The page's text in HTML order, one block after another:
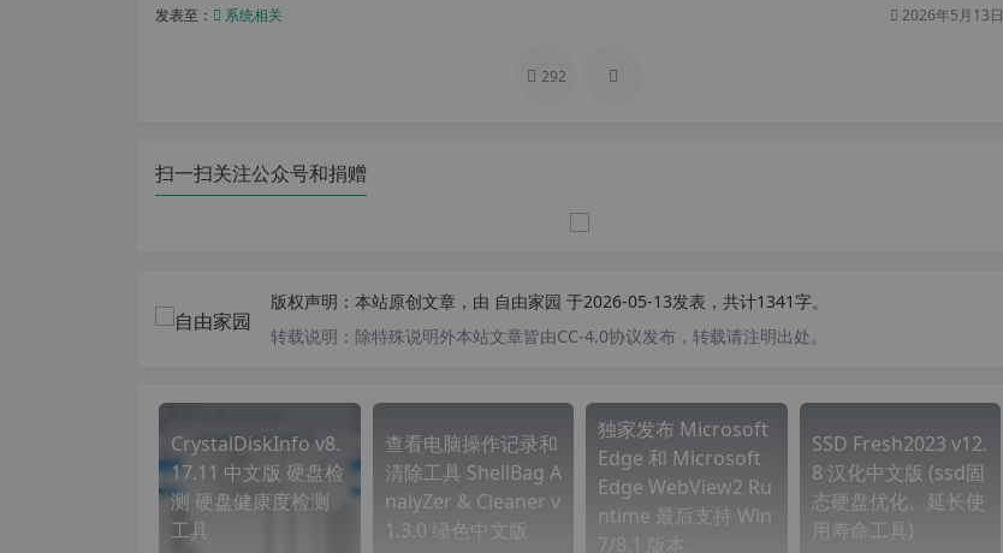
发表至： 系统相关 2026年5月13日
292
扫一扫关注公众号和捐赠
版权声明： 本站原创文章，由 自由家园 于2026-05-13发表，共计1341字。
转载说明： 除特殊说明外本站文章皆由CC-4.0协议发布，转载请注明出处。
CrystalDiskInfo v8.
17.11 中文版 硬盘检
测 硬盘健康度检测
工具
查看电脑操作记录和
清除工具 ShellBag A
nalyZer & Cleaner v
1.3.0 绿色中文版
独家发布 Microsoft
Edge 和 Microsoft
Edge WebView2 Ru
ntime 最后支持 Win
7/8.1 版本
SSD Fresh2023 v12.
8 汉化中文版 (ssd固
态硬盘优化、延长使
用寿命工具)